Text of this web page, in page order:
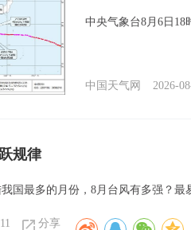
中央气象台8月6日18
中国天气网 2026-
规律
国最多的月份，8月台风有多强？最
分享